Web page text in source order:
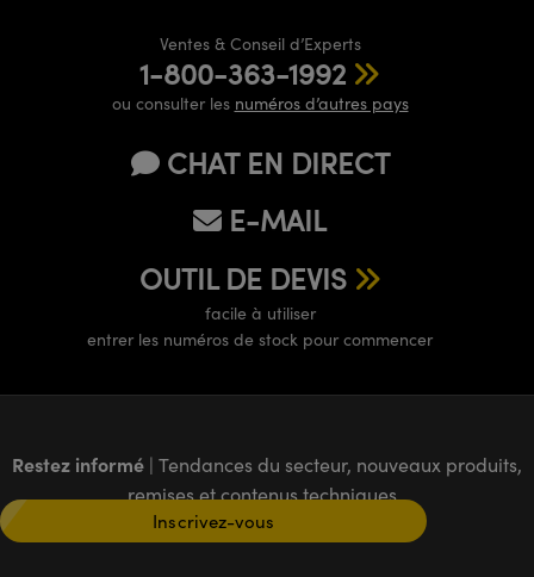
Ventes & Conseil d’Experts
1-800-363-1992
ou consulter les numéros d’autres pays
CHAT EN DIRECT
E-MAIL
OUTIL DE DEVIS
facile à utiliser
entrer les numéros de stock pour commencer
Restez informé | Tendances du secteur, nouveaux produits,
remises et contenus techniques
Inscrivez-vous